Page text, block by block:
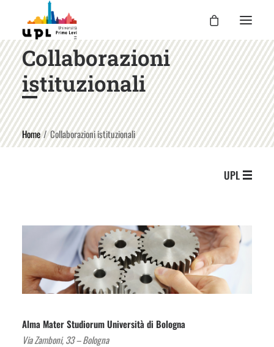
UPL
I CORSI
LE ATTIVITÀ
I DOCENTI
Home Collaborazioni istituzionali
Collaborazioni
istituzionali
UPL
Alma Mater Studiorum Università di Bologna
Via Zamboni, 33 – Bologna